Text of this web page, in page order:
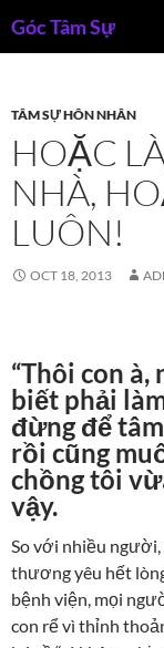
toGóc Tâm Sự
TÂM SỰ HÔN NHÂN
HOẶC
NHÀ,
LUÔN!
OCT 18, 2013
“Thôi con à,
biết phải
đừng để
rồi cũng
chồng tôi
vậy.
So với nhiều
thương yêu hết
bệnh viện, mọi
con rể vì thỉnh